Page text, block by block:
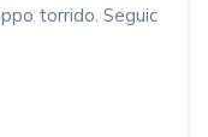
torrido. Seguic